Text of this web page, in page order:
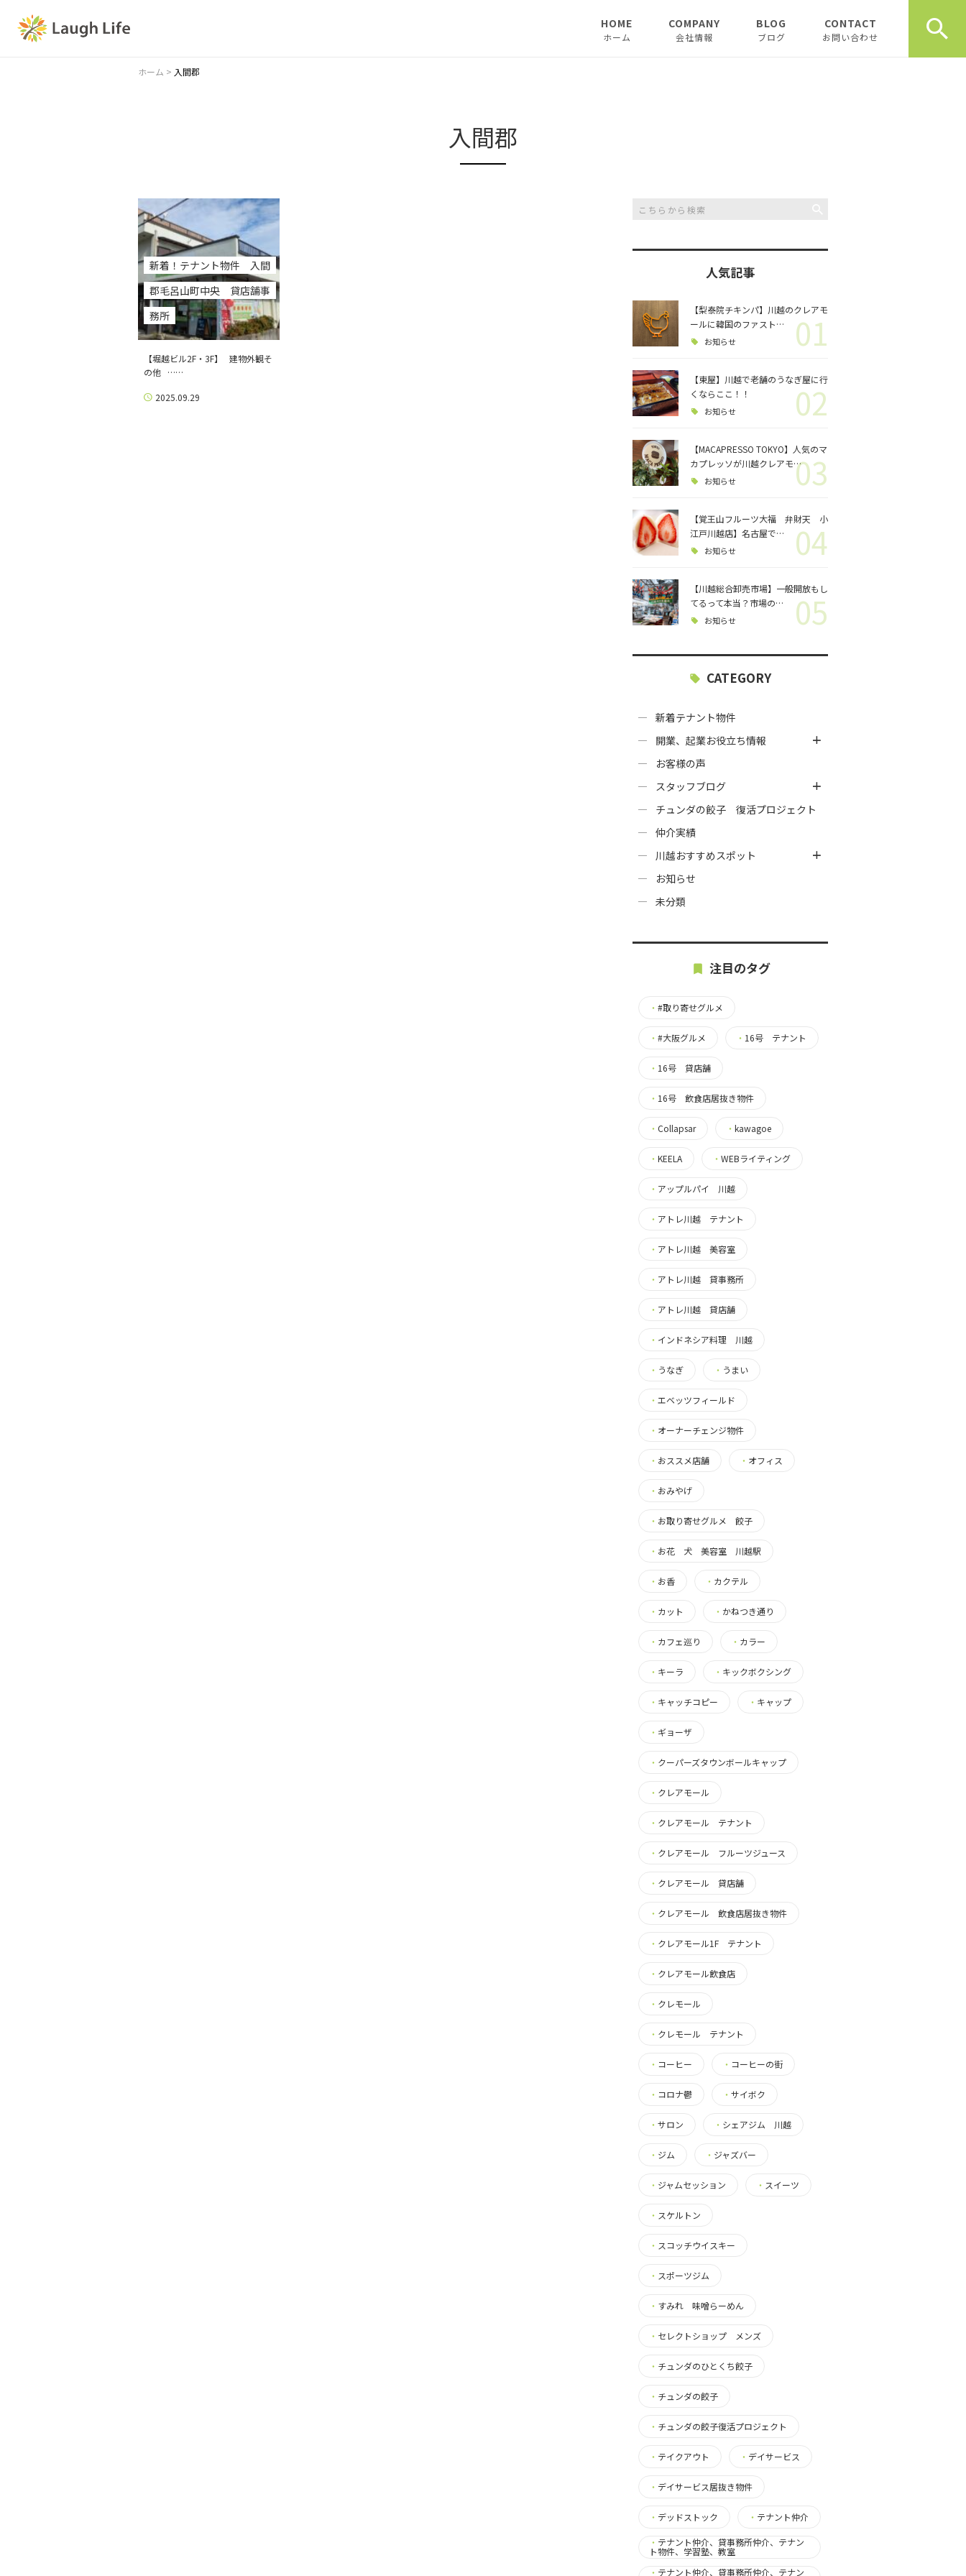
HOME
ホーム
COMPANY
会社情報
BLOG
ブログ
チュンダの餃子 復活プ
ロジェクト
CONTACT
お問い合わせ
ホーム > 入間郡
入間郡
新着！テナント物件 入間
郡毛呂山町中央 貸店舗事
務所
【堀越ビル2F・3F】 建物外観そ
の他 ……
2025.09.29
人気記事
【梨泰院チキンパ】川越のクレアモ
ールに韓国のファスト…
お知らせ 01
【東屋】川越で老舗のうなぎ屋に行
くならここ！！
お知らせ 02
【MACAPRESSO TOKYO】人気のマ
カプレッソが川越クレアモ…
お知らせ 03
【覚王山フルーツ大福 弁財天 小
江戸川越店】名古屋で…
お知らせ 04
【川越総合卸売市場】一般開放もし
てるって本当？市場の…
お知らせ 05
CATEGORY
新着テナント物件
開業、起業お役立ち情報
お客様の声
スタッフブログ
チュンダの餃子 復活プロジェクト
仲介実績
川越おすすめスポット
お知らせ
未分類
注目のタグ
・ #取り寄せグルメ
・ #大阪グルメ ・ 16号 テナント
・ 16号 貸店舗
・ 16号 飲食店居抜き物件
・ Collapsar ・ kawagoe
・ KEELA ・ WEBライティング
・ アップルパイ 川越
・ アトレ川越 テナント
・ アトレ川越 美容室
・ アトレ川越 貸事務所
・ アトレ川越 貸店舗
・ インドネシア料理 川越
・ うなぎ ・ うまい
・ エベッツフィールド
・ オーナーチェンジ物件
・ おススメ店舗 ・ オフィス
・ おみやげ
・ お取り寄せグルメ 餃子
・ お花 犬 美容室 川越駅
・ お香 ・ カクテル
・ カット ・ かねつき通り
・ カフェ巡り ・ カラー
・ キーラ ・ キックボクシング
・ キャッチコピー ・ キャップ
・ ギョーザ
・ クーパーズタウンボールキャップ
・ クレアモール
・ クレアモール テナント
・ クレアモール フルーツジュース
・ クレアモール 貸店舗
・ クレアモール 飲食店居抜き物件
・ クレアモール1F テナント
・ クレアモール飲食店
・ クレモール
・ クレモール テナント
・ コーヒー ・ コーヒーの街
・ コロナ鬱 ・ サイボク
・ サロン ・ シェアジム 川越
・ ジム ・ ジャズバー
・ ジャムセッション ・ スイーツ
・ スケルトン
・ スコッチウイスキー
・ スポーツジム
・ すみれ 味噌らーめん
・ セレクトショップ メンズ
・ チュンダのひとくち餃子
・ チュンダの餃子
・ チュンダの餃子復活プロジェクト
・ テイクアウト ・ デイサービス
・ デイサービス居抜き物件
・ デッドストック ・ テナント仲介
・ テナント仲介、貸事務所仲介、テナン
ト物件、学習塾、教室
・ テナント仲介、貸事務所仲介、テナン